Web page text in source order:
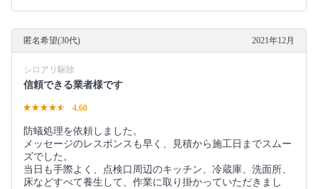
匿名希望(30代) 2021年12月
シロアリ駆除
信頼できる業者様です
4.60
防蟻処理を依頼しました。
メッセージのレスポンスも早く、見積から施工日までスムー
ズでした。
当日も手際よく、点検口周辺のキッチン、冷蔵庫、洗面所、
床などすべて養生して、作業に取り掛かっていただきまし